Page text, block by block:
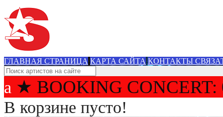
ГЛАВНАЯ СТРАНИЦА КАРТА САЙТА КОНТАКТЫ
★ BOOKING
В корзине пусто!